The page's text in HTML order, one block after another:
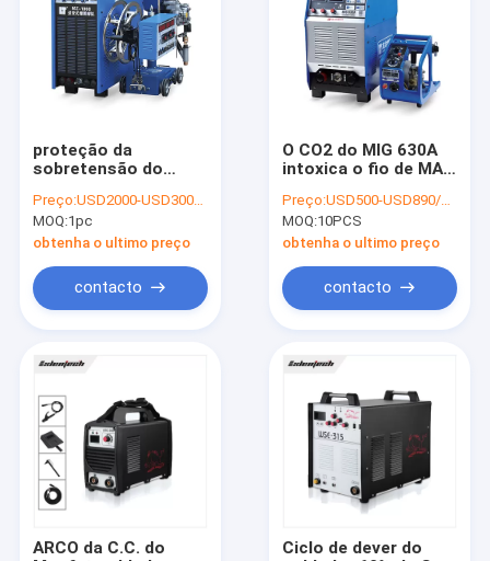
Casa
Produtos
proteção da
sobretensão do
arco submerso da
eficiência elevada
1000A
Preço:USD2000-USD3000/PC
MOQ:1pc
obtenha o ultimo preço
contacto
O CO2 do MIG 630A
intoxica o fio de MAG
1.2mm 1.6mm da
proteção
Preço:USD500-USD890/PC
MOQ:10PCS
obtenha o ultimo preço
contacto
ARCO da C.C. do
Ciclo de dever do